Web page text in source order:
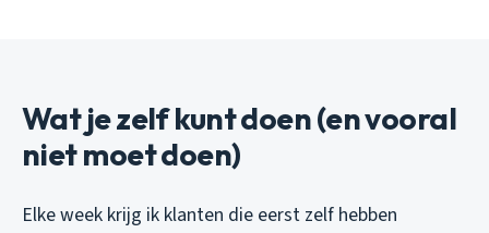
Wat je zelf kunt doen (en vooral
niet moet doen)
Elke week krijg ik klanten die eerst zelf hebben